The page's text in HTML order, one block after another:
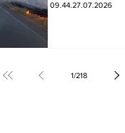
09.44.27.07.2026
1/218